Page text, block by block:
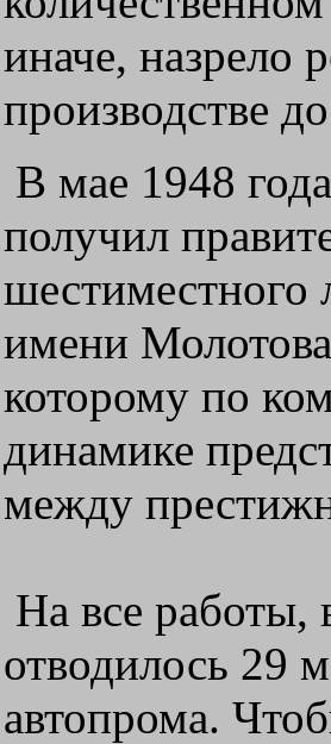
иначе, назрело
производстве
В мае 1948
получил
шестиместного
имени
которому по
динамике
между
На все работы,
отводилось 29
автопрома.